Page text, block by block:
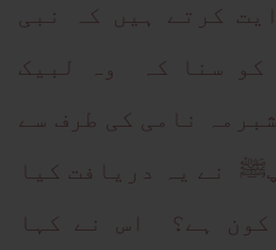
کرتے ہیں کہ نبی
سنا کہ وہ لبیک
نامی کی طرف سے
نے یہ دریافت کیا
کون ہے؟ اس نے کہا